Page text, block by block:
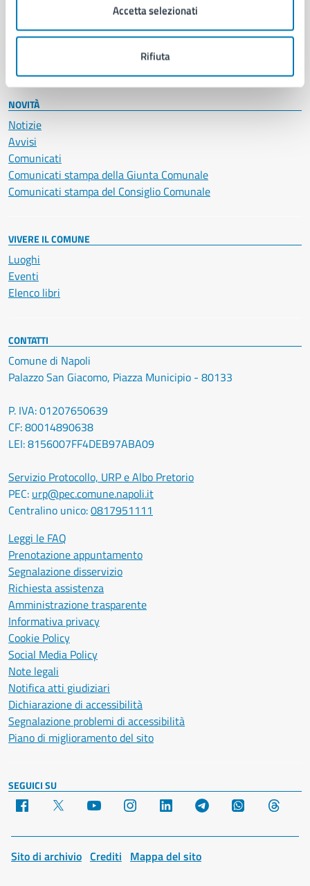
Accetta selezionati
Rifiuta
Servizi Cimiteriali
NOVITÀ
Notizie
Avvisi
Comunicati
Comunicati stampa della Giunta Comunale
Comunicati stampa del Consiglio Comunale
VIVERE IL COMUNE
Luoghi
Eventi
Elenco libri
CONTATTI
Comune di Napoli
Palazzo San Giacomo, Piazza Municipio - 80133
P. IVA: 01207650639
CF: 80014890638
LEI: 8156007FF4DEB97ABA09
Servizio Protocollo, URP e Albo Pretorio
PEC: urp@pec.comune.napoli.it
Centralino unico:0817951111
Leggi le FAQ
Prenotazione appuntamento
Segnalazione disservizio
Richiesta assistenza
Amministrazione trasparente
Informativa privacy
Cookie Policy
Social Media Policy
Note legali
Notifica atti giudiziari
Dichiarazione di accessibilità
Segnalazione problemi di accessibilità
Piano di miglioramento del sito
SEGUICI SU
Facebook YouTube Instagram LinkedIn Telegram WhatsApp
Sito di archivio Crediti Mappa del sito